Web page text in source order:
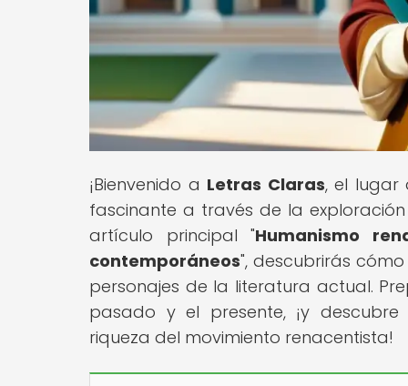
¡Bienvenido a Letras Claras, el lugar
fascinante a través de la
artículo principal "Humanismo
contemporáneos", descubrirás
personajes de la literatura actual.
pasado y el presente, ¡y
riqueza del movimiento renacentista!